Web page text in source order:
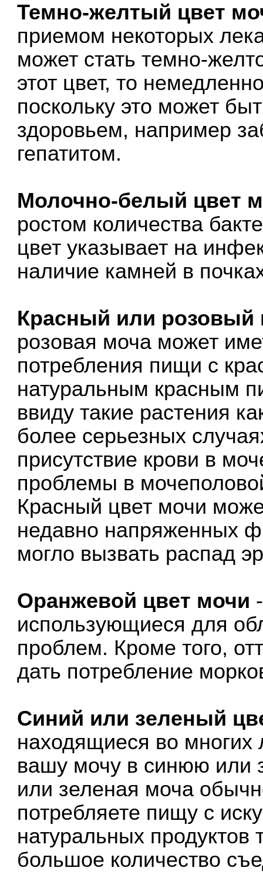
Темно-желтый цвет
приемом некоторых
может стать темно-
этот цвет, то
поскольку это может
здоровьем, например
гепатитом.
Молочно-белый цвет
ростом количества
цвет указывает на
наличие камней в
Красный или розовый
розовая моча может
потребления пищи с
натуральным красным
ввиду такие растения
более серьезных
присутствие крови в
проблемы в
Красный цвет мочи
недавно напряженных
могло вызвать распад
Оранжевой цвет мочи
использующиеся для
проблем. Кроме того,
дать потребление
Синий или зеленый
находящиеся во многих
вашу мочу в синюю или
или зеленая моча
потребляете пищу с
натуральных продуктов
большое количество